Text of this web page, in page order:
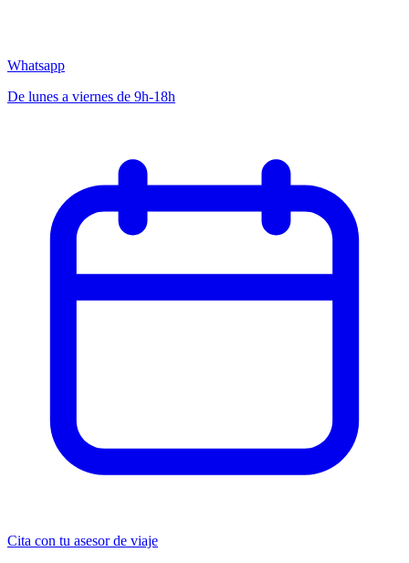
Whatsapp
De lunes a viernes de 9h-18h
Cita con tu asesor de viaje